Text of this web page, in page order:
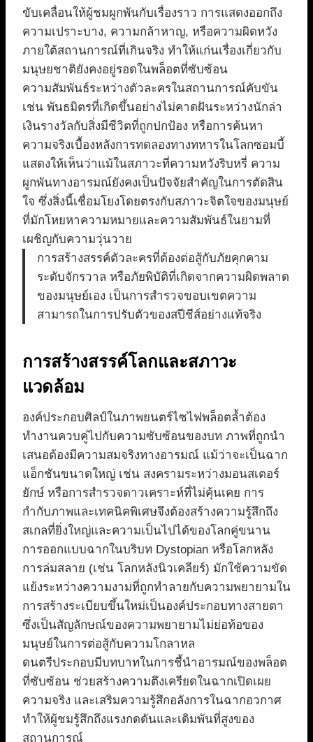
ขับเคลื่อนให้ผู้ชมผูกพันกับเรื่องราว การแสดงออกถึง
ความเปราะบาง, ความกล้าหาญ, หรือความผิดหวัง
ภายใต้สถานการณ์ที่เกินจริง ทำให้แก่นเรื่องเกี่ยวกับ
มนุษยชาติยังคงอยู่รอดในพล็อตที่ซับซ้อน
ความสัมพันธ์ระหว่างตัวละครในสถานการณ์คับขัน
เช่น พันธมิตรที่เกิดขึ้นอย่างไม่คาดฝันระหว่างนักล่า
เงินรางวัลกับสิ่งมีชีวิตที่ถูกปกป้อง หรือการค้นหา
ความจริงเบื้องหลังการทดลองทางทหารในโลกซอมบี้
แสดงให้เห็นว่าแม้ในสภาวะที่ความหวังริบหรี่ ความ
ผูกพันทางอารมณ์ยังคงเป็นปัจจัยสำคัญในการตัดสิน
ใจ ซึ่งสิ่งนี้เชื่อมโยงโดยตรงกับสภาวะจิตใจของมนุษย์
ที่มักโหยหาความหมายและความสัมพันธ์ในยามที่
เผชิญกับความวุ่นวาย
การสร้างสรรค์ตัวละครที่ต้องต่อสู้กับภัยคุกคาม
ระดับจักรวาล หรือภัยพิบัติที่เกิดจากความผิดพลาด
ของมนุษย์เอง เป็นการสำรวจขอบเขตความ
สามารถในการปรับตัวของสปีชีส์อย่างแท้จริง
การสร้างสรรค์โลกและสภาวะ
แวดล้อม
องค์ประกอบศิลป์ในภาพยนตร์ไซไฟพล็อตล้ำต้อง
ทำงานควบคู่ไปกับความซับซ้อนของบท ภาพที่ถูกนำ
เสนอต้องมีความสมจริงทางอารมณ์ แม้ว่าจะเป็นฉาก
แอ็กชันขนาดใหญ่ เช่น สงครามระหว่างมอนสเตอร์
ยักษ์ หรือการสำรวจดาวเคราะห์ที่ไม่คุ้นเคย การ
กำกับภาพและเทคนิคพิเศษจึงต้องสร้างความรู้สึกถึง
สเกลที่ยิ่งใหญ่และความเป็นไปได้ของโลกคู่ขนาน
การออกแบบฉากในบริบท Dystopian หรือโลกหลัง
การล่มสลาย (เช่น โลกหลังนิวเคลียร์) มักใช้ความขัด
แย้งระหว่างความงามที่ถูกทำลายกับความพยายามใน
การสร้างระเบียบขึ้นใหม่เป็นองค์ประกอบทางสายตา
ซึ่งเป็นสัญลักษณ์ของความพยายามไม่ย่อท้อของ
มนุษย์ในการต่อสู้กับความโกลาหล
ดนตรีประกอบมีบทบาทในการชี้นำอารมณ์ของพล็อต
ที่ซับซ้อน ช่วยสร้างความตึงเครียดในฉากเปิดเผย
ความจริง และเสริมความรู้สึกอลังการในฉากอวกาศ
ทำให้ผู้ชมรู้สึกถึงแรงกดดันและเดิมพันที่สูงของ
สถานการณ์